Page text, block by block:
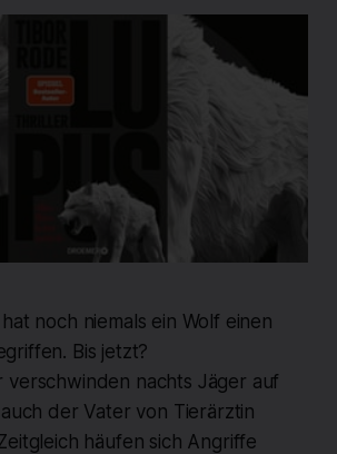
noch niemals ein Wolf einen
Bis jetzt?
verschwinden nachts Jäger auf
der Vater von Tierärztin
häufen sich Angriffe